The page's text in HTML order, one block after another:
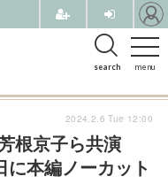
menu
search
根京子ら共演
に本編ノーカット
2024.2.6 Tue 12:00